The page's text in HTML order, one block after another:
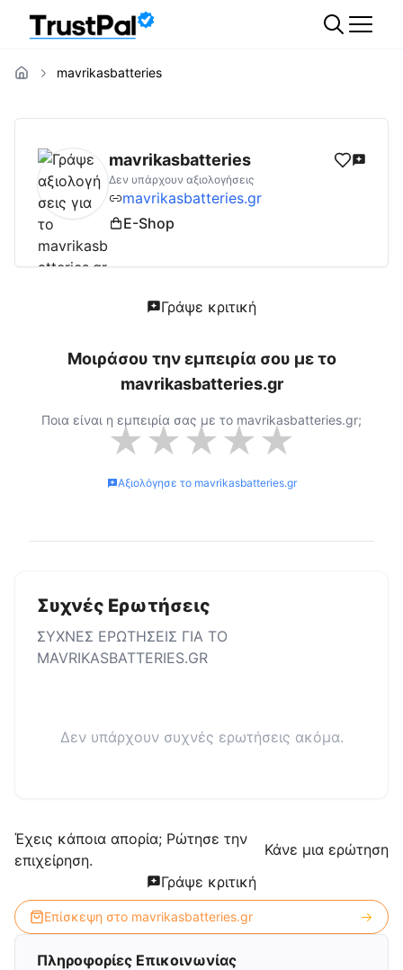
mavrikasbatteries
mavrikasbatteries.grΑξιολογήσεις | Δες
mavrikasbatteries
Δεν υπάρχουν αξιολογήσεις
mavrikasbatteries.gr
E-Shop
Γράψε κριτική
Μοιράσου την εμπειρία σου με το
mavrikasbatteries.gr
Ποια είναι η εμπειρία σας με το mavrikasbatteries.gr;
★★★★★
Αξιολόγησε το mavrikasbatteries.gr
Συχνές Ερωτήσεις
ΣΥΧΝΕΣ ΕΡΩΤΗΣΕΙΣ ΓΙΑ ΤΟ
MAVRIKASBATTERIES.GR
Δεν υπάρχουν συχνές ερωτήσεις ακόμα.
Έχεις κάποια απορία; Ρώτησε την
επιχείρηση.
Κάνε μια ερώτηση
Γράψε κριτική
Επίσκεψη στο mavrikasbatteries.gr
Πληροφορίες Επικοινωνίας